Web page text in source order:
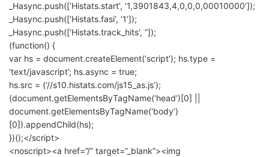
_Hasync.push([‘Histats.start’, ‘1,3901843,4,0,0,0,00010000’]);
_Hasync.push([‘Histats.fasi’, ‘1’]);
_Hasync.push([‘Histats.track_hits’, ”]);
(function() {
var hs = document.createElement(‘script’); hs.type =
‘text/javascript’; hs.async = true;
hs.src = (‘//s10.histats.com/js15_as.js’);
(document.getElementsByTagName(‘head’)[0] ||
document.getElementsByTagName(‘body’)
[0]).appendChild(hs);
})();</script>
<noscript><a href=”/” target=”_blank”><img